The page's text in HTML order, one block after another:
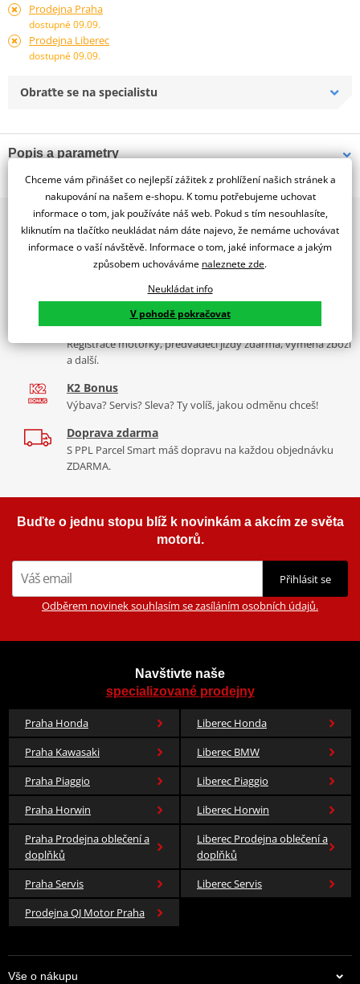
Prodejna Praha
dostupné 09.09.
Prodejna Liberec
dostupné 09.09.
Obraťte se na specialistu
Popis a parametry
Jsme autorizovaný
dealer značky SIEM
Siem rear right indicator lens Piaggio Vespa Pk 50-125s
2x multibrand showroom
9 značek motocyklů, servis, oblečení, doplňky i náhradní
díly, to vše v Praze a Liberci
Více než 30 let zkušeností
Za řídítky motorek, v servisu i prodeji moto vybavení
Nadstandardní služby
Registrace motorky, předváděcí jízdy zdarma, výměna zboží
a další.
K2 Bonus
Výbava? Servis? Sleva? Ty volíš, jakou odměnu chceš!
Doprava zdarma
S PPL Parcel Smart máš dopravu na každou objednávku
ZDARMA.
Buďte o jednu stopu blíž k novinkám a akcím ze světa
motorů.
Přihlásit se
Odběrem novinek souhlasím se zasíláním osobních údajů.
Navštivte naše
specializované prodejny
Praha Honda
Liberec Honda
Praha Kawasaki
Liberec BMW
Praha Piaggio
Liberec Piaggio
Praha Horwin
Liberec Horwin
Praha Prodejna oblečení a
doplňků
Liberec Prodejna oblečení a
doplňků
Praha Servis
Liberec Servis
Prodejna QJ Motor Praha
Vše o nákupu
Chceme vám přinášet co nejlepší zážitek z prohlížení našich stránek a
nakupování na našem e-shopu. K tomu potřebujeme uchovat
informace o tom, jak používáte náš web. Pokud s tím nesouhlasíte,
kliknutím na tlačítko neukládat nám dáte najevo, že nemáme uchovávat
informace o vaší návštěvě. Informace o tom, jaké informace a jakým
způsobem uchováváme naleznete zde.
Neukládat info
V pohodě pokračovat